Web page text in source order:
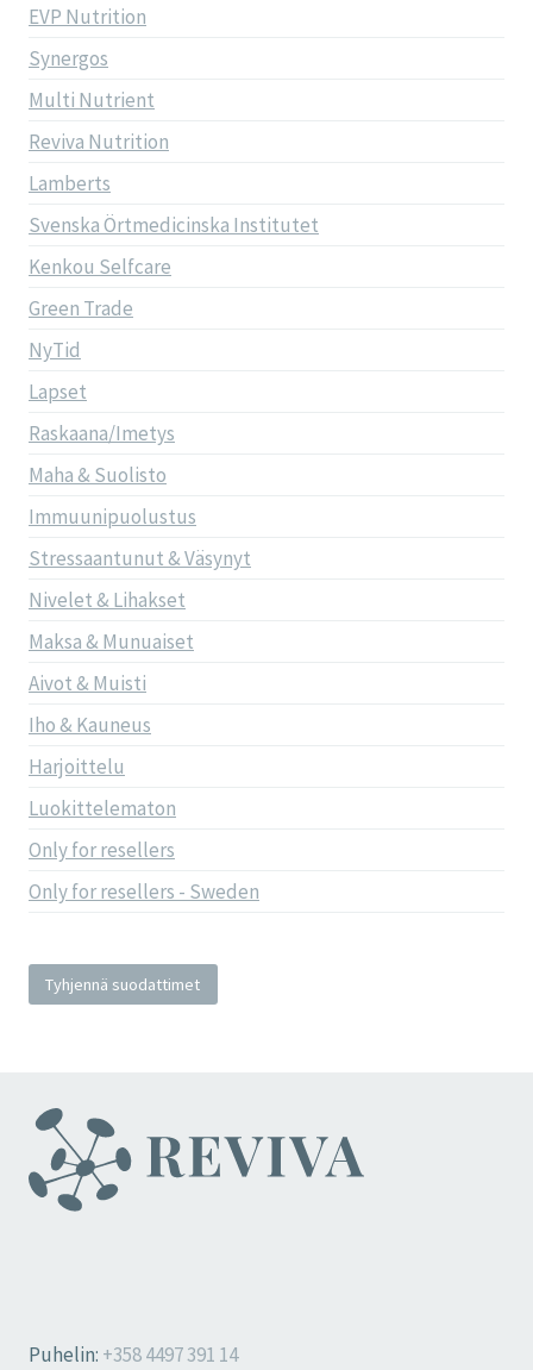
EVP Nutrition
Synergos
Multi Nutrient
Reviva Nutrition
Lamberts
Svenska Örtmedicinska Institutet
Kenkou Selfcare
Green Trade
NyTid
Lapset
Raskaana/Imetys
Maha & Suolisto
Immuunipuolustus
Stressaantunut & Väsynyt
Nivelet & Lihakset
Maksa & Munuaiset
Aivot & Muisti
Iho & Kauneus
Harjoittelu
Luokittelematon
Only for resellers
Only for resellers - Sweden
Tyhjennä suodattimet
Puhelin: +358 4497 391 14